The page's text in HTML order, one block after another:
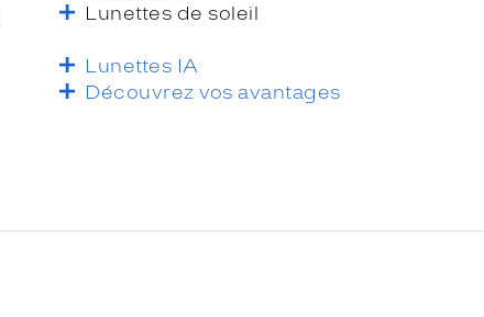
Lunettes de soleil
Lunettes IA
Découvrez vos avantages